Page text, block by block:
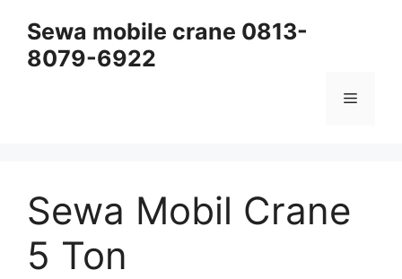
content
Sewa mobile crane 0813-
8079-6922
Menu
Sewa Mobil Crane
5 Ton